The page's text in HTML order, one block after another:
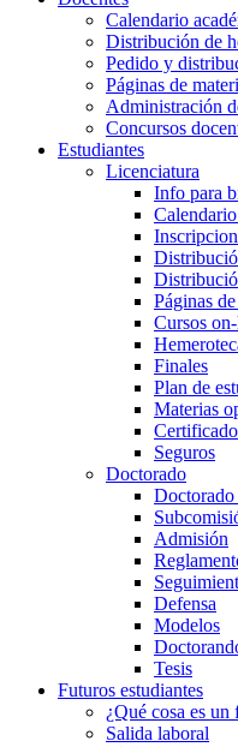
Calendario
Distribución de
Pedido y
Páginas de
Administración
Concursos
Estudiantes
Licenciatura
Info para
Páginas
Cursos
Finales
Plan de
Materias
Seguros
Doctorado
Doctorado
Admisión
Defensa
Modelos
Tesis
Futuros estudiantes
¿Qué cosa es un
Salida laboral